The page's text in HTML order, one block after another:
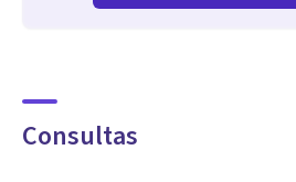
Consultas